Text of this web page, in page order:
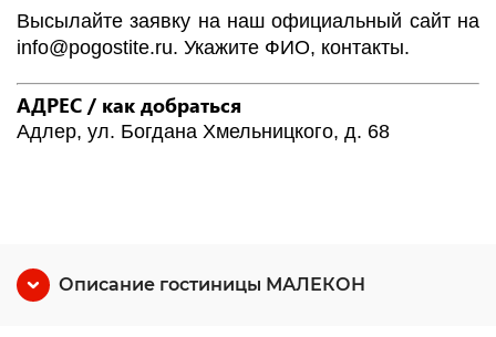
Высылайте заявку на наш официальный сайт на
info@pogostite.ru. Укажите ФИО, контакты.
АДРЕС / как добраться
Адлер, ул. Богдана Хмельницкого, д. 68
Описание гостиницы МАЛЕКОН